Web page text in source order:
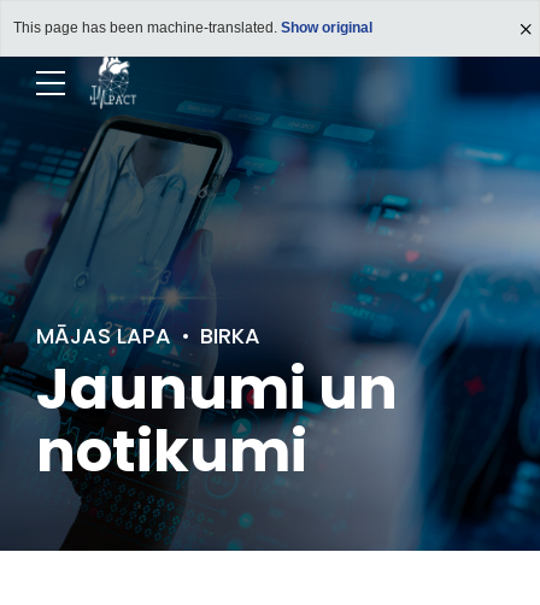
This page has been machine-translated. Show original
MĀJAS LAPA BIRKA
Jaunumi un
notikumi